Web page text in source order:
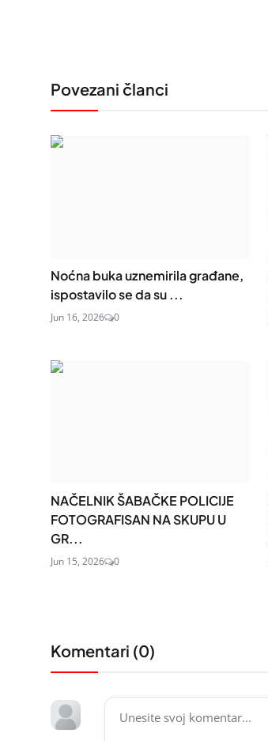
Povezani članci
Noćna buka uznemirila građane,
ispostavilo se da su ...
Jun 16, 2026 0
NAČELNIK ŠABAČKE POLICIJE
FOTOGRAFISAN NA SKUPU U
GR...
Jun 15, 2026 0
Komentari (0)